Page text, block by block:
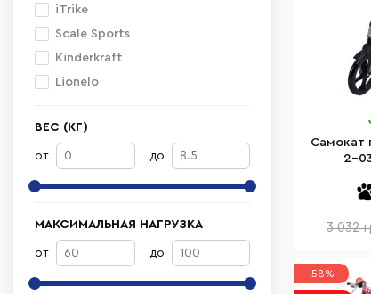
iTrike
Scale Sports
Kinderkraft
Lionelo
ВЕС (КГ)
от до
МАКСИМАЛЬНАЯ НАГРУЗКА
от до
Самокат
2-
3 032
-58%